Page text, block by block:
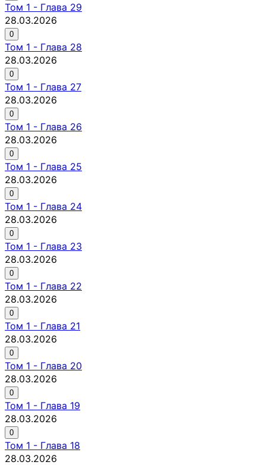
Том 1 - Глава 29
28.03.2026
0
Том 1 - Глава 28
28.03.2026
0
Том 1 - Глава 27
28.03.2026
0
Том 1 - Глава 26
28.03.2026
0
Том 1 - Глава 25
28.03.2026
0
Том 1 - Глава 24
28.03.2026
0
Том 1 - Глава 23
28.03.2026
0
Том 1 - Глава 22
28.03.2026
0
Том 1 - Глава 21
28.03.2026
0
Том 1 - Глава 20
28.03.2026
0
Том 1 - Глава 19
28.03.2026
0
Том 1 - Глава 18
28.03.2026